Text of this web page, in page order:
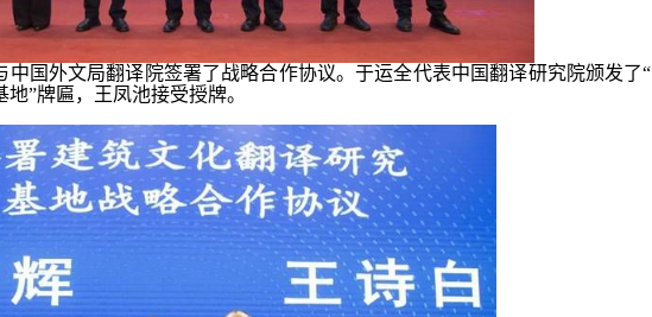
中国外文局翻译院签署了战略合作协议。于运全代表中国翻译研究院颁发了“
地”牌匾，王凤池接受授牌。